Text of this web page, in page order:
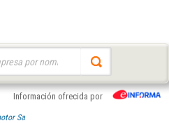
Información ofrecida por
Sa